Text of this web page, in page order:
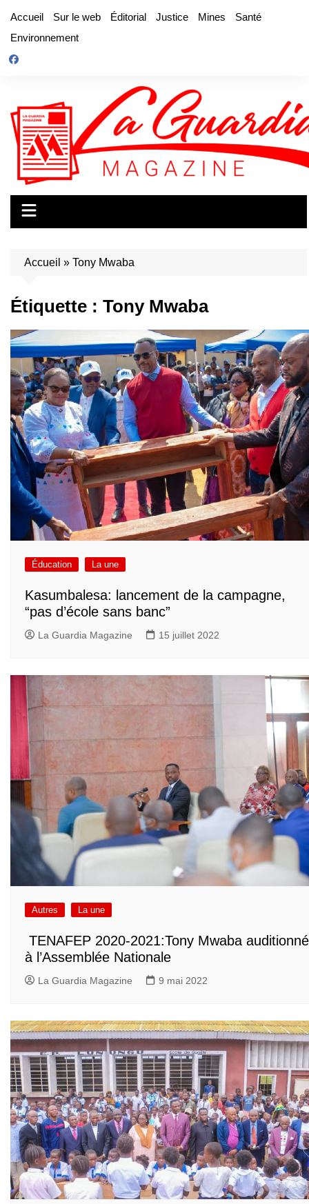
contenu
Accueil Sur le web Éditorial Justice Mines
Santé
Environnement
Accueil » Tony Mwaba
Étiquette : Tony Mwaba
Éducation La une
Kasumbalesa: lancement de la campagne,
“pas d’école sans banc”
La Guardia Magazine 15 juillet 2022
Autres La une
TENAFEP 2020-2021:Tony Mwaba auditionné
à l’Assemblée Nationale
La Guardia Magazine 9 mai 2022